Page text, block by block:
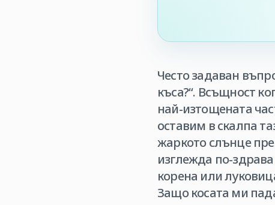
Често задаван
къса?“. Всъщност
най-изтощената
оставим в скалпа
жаркото слънце
изглежда по-
корена или
Защо косата ми